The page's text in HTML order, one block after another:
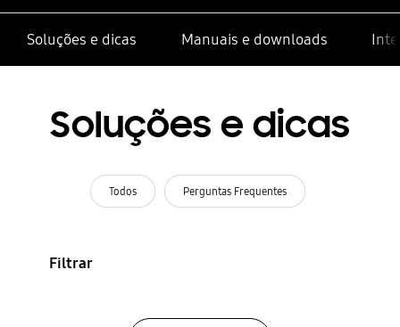
Soluções e dicas Manuais e downloads
Soluções e dicas
Todos Perguntas Frequentes
Filtrar